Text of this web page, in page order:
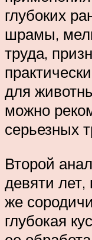
глубоких
шрамы,
труда,
для
можно
серьезных
Второй
девяти лет,
же
глубокая